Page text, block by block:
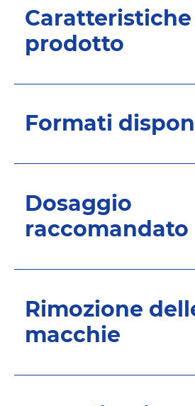
prodotto
Formati
Dosaggio
raccomandato
Rimozione
macchie